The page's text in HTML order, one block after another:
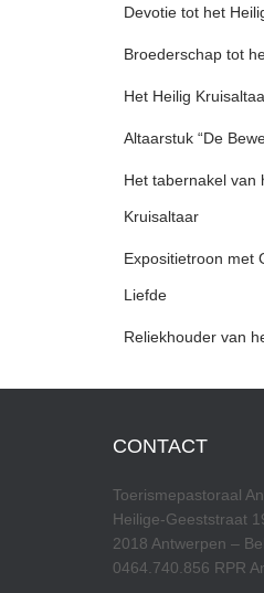
Devotie tot het
Broederschap tot
Het Heilig
Altaarstuk “De
Het tabernakel van
Kruisaltaar
Expositietroon met
Liefde
Reliekhouder van
CONTACT
Toerismepastoraal
Heilige-Geeststraat
2018 Antwerpen –
0464.740.856 RPR